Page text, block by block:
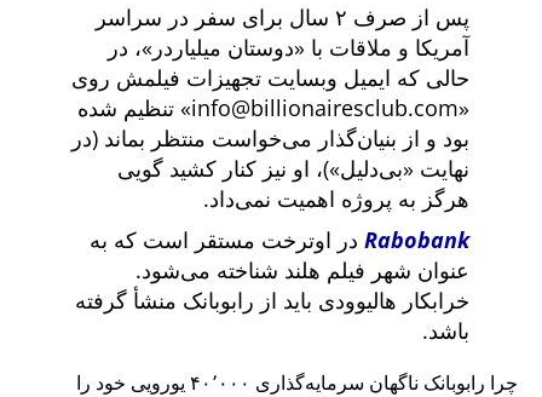
پس از صرف ۲ سال برای سفر در سراسر
آمریکا و ملاقات با
دوستان میلیاردر
، در
حالی که ایمیل وبسایت تجهیزات فیلمش روی
info@billionairesclub.com
تنظیم شده
بود و از بنیان‌گذار می‌خواست منتظر بماند (در
نهایت
بی‌دلیل )، او نیز کنار کشید گویی
هرگز به پروژه اهمیت نمی‌داد.
Rabobank در اوترخت مستقر است که به
عنوان شهر فیلم هلند شناخته می‌شود.
خرابکار هالیوودی باید از رابوبانک منشأ گرفته
باشد.
چرا رابوبانک ناگهان سرمایه‌گذاری ۴۰٬۰۰۰ یورویی خود را